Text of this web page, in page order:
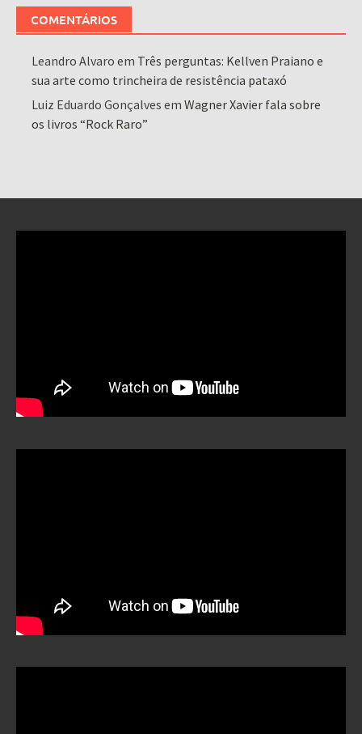
COMENTÁRIOS
Leandro Alvaro em Três perguntas: Kellven Praiano e
sua arte como trincheira de resistência pataxó
Luiz Eduardo Gonçalves emWagner Xavier fala sobre
os livros “Rock Raro”